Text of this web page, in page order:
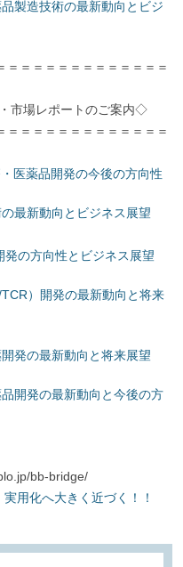
製造技術の最新動向とビジ
＝＝＝＝＝＝＝＝＝＝＝＝＝
レポートのご案内◇
＝＝＝＝＝＝＝＝＝＝＝＝＝
医薬品開発の今後の方向性
最新動向とビジネス展望
の方向性とビジネス展望
）開発の最新動向と将来
発の最新動向と将来展望
開発の最新動向と今後の方
bb-bridge/
用化へ大きく近づく！！